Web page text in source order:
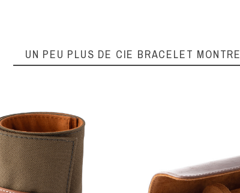
UN PEU PLUS DE CIE BRACELET MONTRE